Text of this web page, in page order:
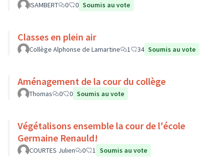
ISAMBERT 0 0 Soumis au vote
Classes en plein air
Collège Alphonse de Lamartine 1 34 Soumis au vote
Aménagement de la cour du collège
Thomas 0 0 Soumis au vote
Végétalisons ensemble la cour de l'école
Germaine Renauld!
COURTES Julien 0 1 Soumis au vote